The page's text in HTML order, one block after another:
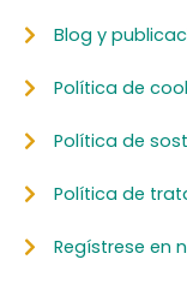
Blog y
Política de
Política de
Política de
Regístrese en